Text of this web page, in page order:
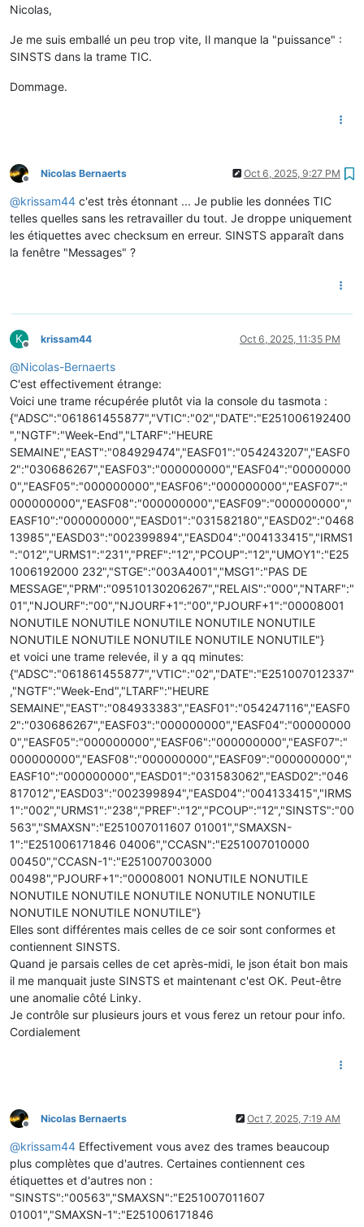
Nicolas,
Je me suis emballé un peu trop vite, Il manque la "puissance" :
SINSTS dans la trame TIC.
Dommage.
Offline
Nicolas Bernaerts Oct 6, 2025, 9:27 PM
@krissam44 c'est très étonnant ... Je publie les données TIC
telles quelles sans les retravailler du tout. Je droppe uniquement
les étiquettes avec checksum en erreur. SINSTS apparaît dans
la fenêtre "Messages" ?
K
Offline
krissam44 Oct 6, 2025, 11:35 PM
@Nicolas-Bernaerts
C'est effectivement étrange:
Voici une trame récupérée plutôt via la console du tasmota :
{"ADSC":"061861455877","VTIC":"02","DATE":"E251006192400
","NGTF":"Week-End","LTARF":"HEURE
SEMAINE","EAST":"084929474","EASF01":"054243207","EASF0
2":"030686267","EASF03":"000000000","EASF04":"00000000
0","EASF05":"000000000","EASF06":"000000000","EASF07":"
000000000","EASF08":"000000000","EASF09":"000000000","
EASF10":"000000000","EASD01":"031582180","EASD02":"0468
13985","EASD03":"002399894","EASD04":"004133415","IRMS1
":"012","URMS1":"231","PREF":"12","PCOUP":"12","UMOY1":"E25
1006192000 232","STGE":"003A4001","MSG1":"PAS DE
MESSAGE","PRM":"09510130206267","RELAIS":"000","NTARF":"
01","NJOURF":"00","NJOURF+1":"00","PJOURF+1":"00008001
NONUTILE NONUTILE NONUTILE NONUTILE NONUTILE
NONUTILE NONUTILE NONUTILE NONUTILE NONUTILE"}
et voici une trame relevée, il y a qq minutes:
{"ADSC":"061861455877","VTIC":"02","DATE":"E251007012337"
,"NGTF":"Week-End","LTARF":"HEURE
SEMAINE","EAST":"084933383","EASF01":"054247116","EASF0
2":"030686267","EASF03":"000000000","EASF04":"00000000
0","EASF05":"000000000","EASF06":"000000000","EASF07":"
000000000","EASF08":"000000000","EASF09":"000000000","
EASF10":"000000000","EASD01":"031583062","EASD02":"046
817012","EASD03":"002399894","EASD04":"004133415","IRMS
1":"002","URMS1":"238","PREF":"12","PCOUP":"12","SINSTS":"00
563","SMAXSN":"E251007011607 01001","SMAXSN-
1":"E251006171846 04006","CCASN":"E251007010000
00450","CCASN-1":"E251007003000
00498","PJOURF+1":"00008001 NONUTILE NONUTILE
NONUTILE NONUTILE NONUTILE NONUTILE NONUTILE
NONUTILE NONUTILE NONUTILE"}
Elles sont différentes mais celles de ce soir sont conformes et
contiennent SINSTS.
Quand je parsais celles de cet après-midi, le json était bon mais
il me manquait juste SINSTS et maintenant c'est OK. Peut-être
une anomalie côté Linky.
Je contrôle sur plusieurs jours et vous ferez un retour pour info.
Cordialement
Offline
Nicolas Bernaerts Oct 7, 2025, 7:19 AM
@krissam44 Effectivement vous avez des trames beaucoup
plus complètes que d'autres. Certaines contiennent ces
étiquettes et d'autres non :
"SINSTS":"00563","SMAXSN":"E251007011607
01001","SMAXSN-1":"E251006171846